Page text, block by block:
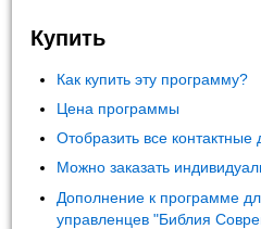
Купить
Как купить эту программу?
Цена программы
Отобразить все контактные
Можно заказать
Дополнение к программе
управленцев "Библия